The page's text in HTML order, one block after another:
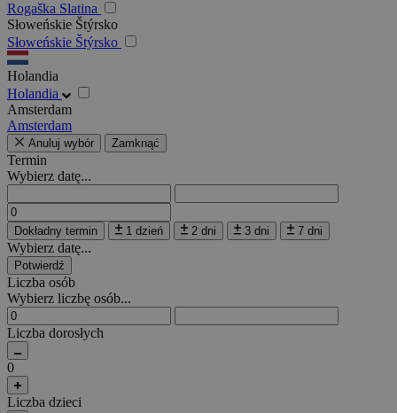
Rogaška Slatina
Słoweńskie Štýrsko
Słoweńskie Štýrsko
Holandia
Holandia
Amsterdam
Amsterdam
Anuluj wybór Zamknąć
Termin
Wybierz datę...
Dokładny termin 1 dzień 2 dni 3 dni 7 dni
Wybierz datę...
Potwierdź
Liczba osób
Wybierz liczbę osób...
Liczba dorosłych
0
Liczba dzieci